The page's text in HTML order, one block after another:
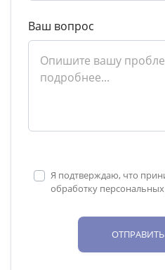
Ваш вопрос
Я подтверждаю, что
обработку